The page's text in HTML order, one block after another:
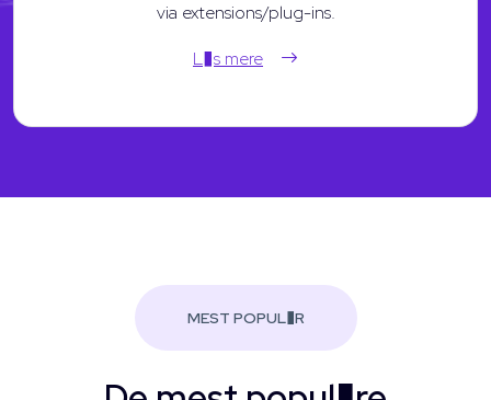
via extensions/plug-ins.
L�s mere
MEST POPUL�R